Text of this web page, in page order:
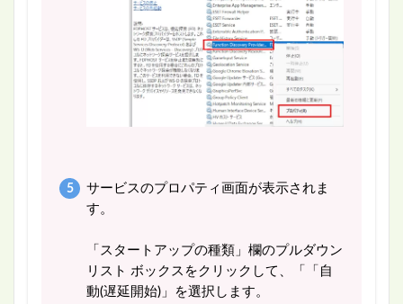
サービスのプロパティ画面が表示されま
す。
「スタートアップの種類」欄のプルダウン
リスト ボックスをクリックして、「「自
動(遅延開始)」を選択します。